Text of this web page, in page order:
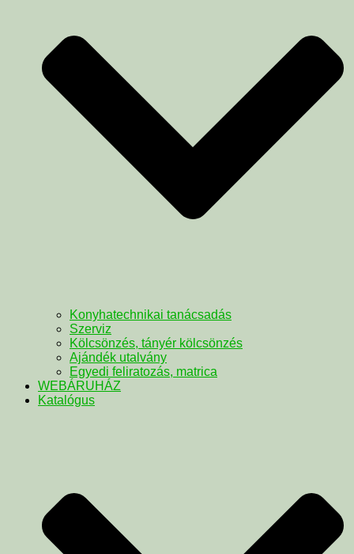
Konyhatechnikai tanácsadás
Szerviz
Kölcsönzés, tányér kölcsönzés
Ajándék utalvány
Egyedi feliratozás, matrica
WEBÁRUHÁZ
Katalógus